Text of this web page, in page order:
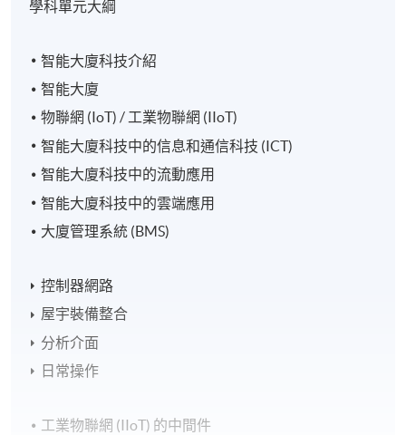
學科單元大綱
智能大廈科技介紹
智能大廈
物聯網 (IoT) / 工業物聯網 (IIoT)
智能大廈科技中的信息和通信科技 (ICT)
智能大廈科技中的流動應用
智能大廈科技中的雲端應用
大廈管理系統 (BMS)
控制器網路
屋宇裝備整合
分析介面
日常操作
工業物聯網 (IIoT) 的中間件